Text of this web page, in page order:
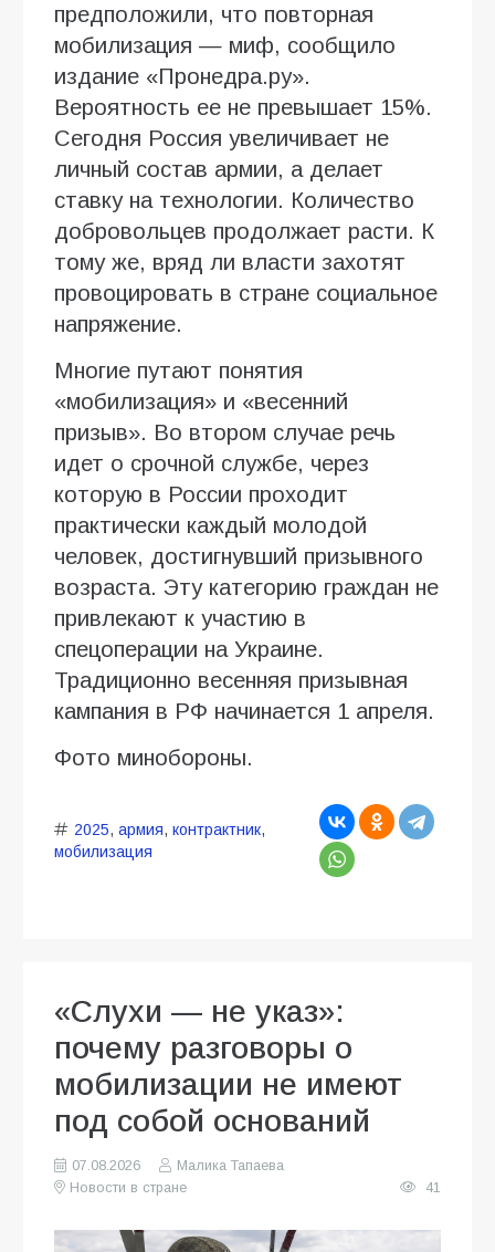
предположили, что повторная
мобилизация — миф, сообщило
издание «Пронедра.ру».
Вероятность ее не превышает 15%.
Сегодня Россия увеличивает не
личный состав армии, а делает
ставку на технологии. Количество
добровольцев продолжает расти. К
тому же, вряд ли власти захотят
провоцировать в стране социальное
напряжение.
Многие путают понятия
«мобилизация» и «весенний
призыв». Во втором случае речь
идет о срочной службе, через
которую в России проходит
практически каждый молодой
человек, достигнувший призывного
возраста. Эту категорию граждан не
привлекают к участию в
спецоперации на Украине.
Традиционно весенняя призывная
кампания в РФ начинается 1 апреля.
Фото минобороны.
2025, армия, контрактник,
мобилизация
«Слухи — не указ»:
почему разговоры о
мобилизации не имеют
под собой оснований
07.08.2026
Малика Тапаева
Новости в стране
41